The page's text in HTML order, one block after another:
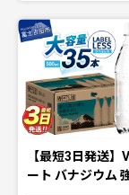
【最短3日発送】
ート バナジウム